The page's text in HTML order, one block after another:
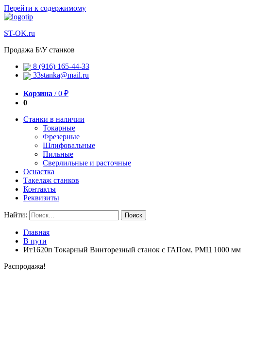
Перейти к содержимому
ST-OK.ru
Продажа Б\У станков
8 (916) 165-44-33
33stanka@mail.ru
Корзина /0 ₽
0
Станки в наличии
Токарные
Фрезерные
Шлифовальные
Пильные
Сверлильные и расточные
Оснастка
Такелаж станков
Контакты
Реквизиты
Найти:
Главная
В пути
Ит1620п Токарный Винторезный станок с ГАПом, РМЦ 1000 мм
Распродажа!